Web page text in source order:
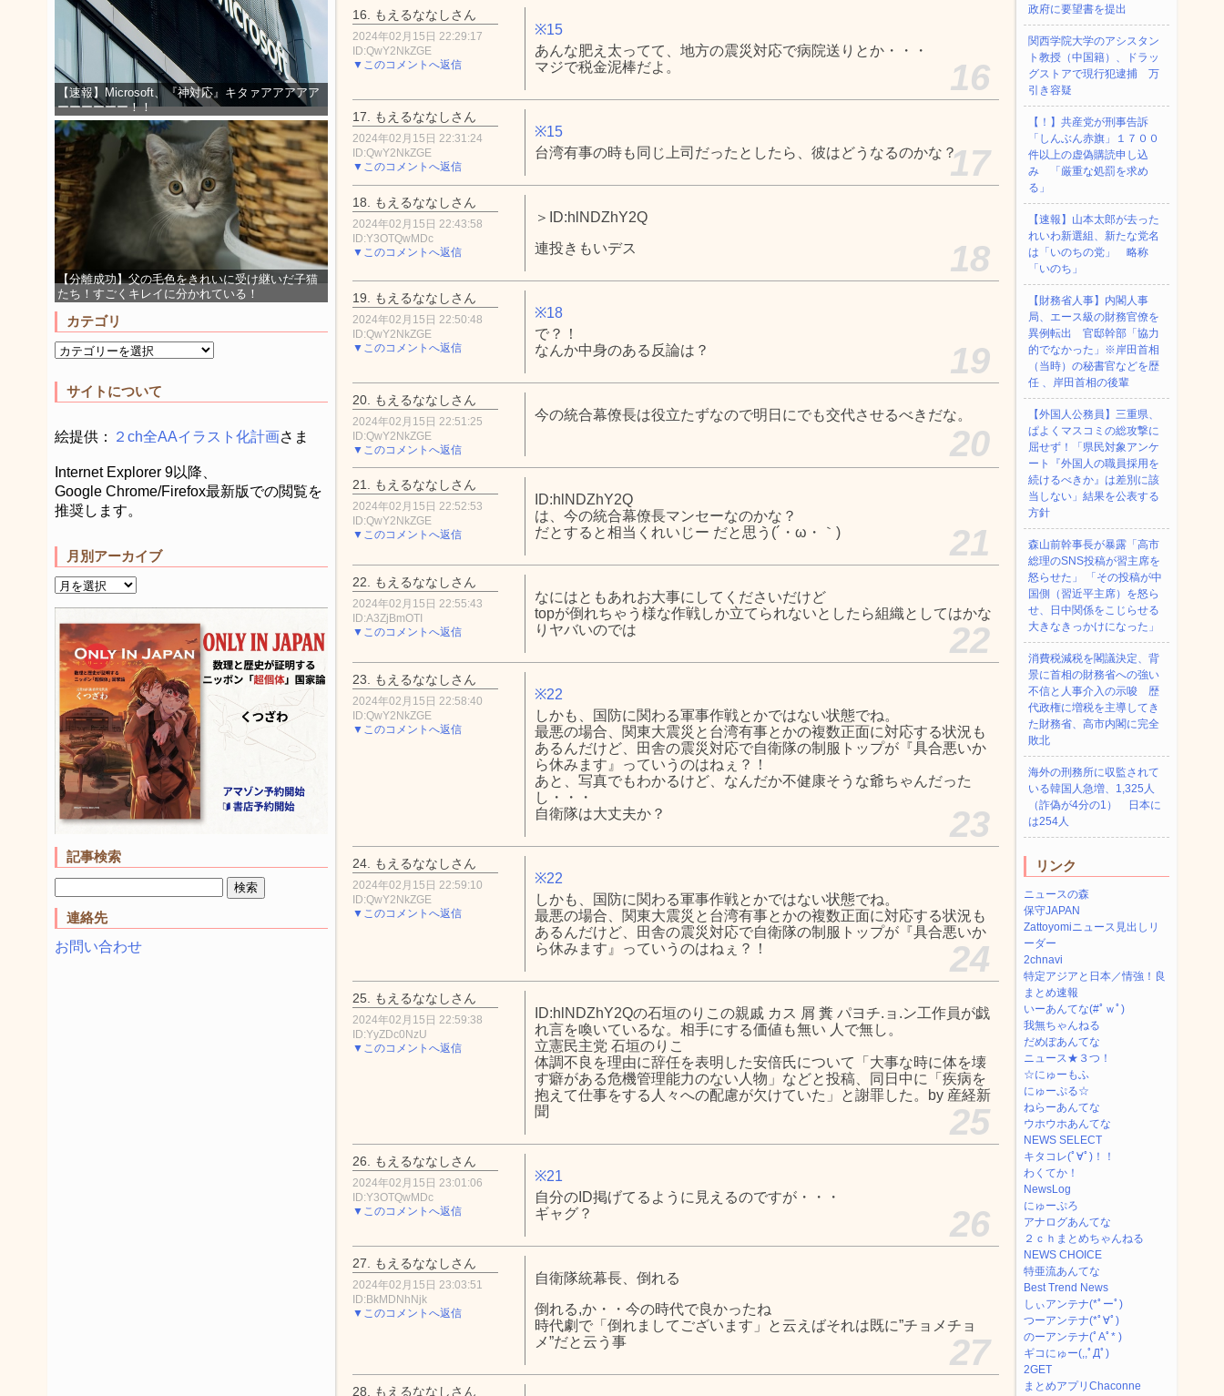
【速報】Microsoft、『神対応』キタァアアアアア
ーーーーーー！！
【分離成功】父の毛色をきれいに受け継いだ子猫
たち！すごくキレイに分かれている！
カテゴリ
サイトについて
絵提供： ２ch全AAイラスト化計画さま
Internet Explorer 9以降、
Google Chrome/Firefox最新版での閲覧を
推奨します。
月別アーカイブ
記事検索
連絡先
お問い合わせ
16. もえるななしさん
2024年02月15日 22:29:17
ID:QwY2NkZGE
▼このコメントへ返信
※15
あんな肥え太ってて、地方の震災対応で病院送りとか・・・
マジで税金泥棒だよ。
16
17. もえるななしさん
2024年02月15日 22:31:24
ID:QwY2NkZGE
▼このコメントへ返信
※15
台湾有事の時も同じ上司だったとしたら、彼はどうなるのかな？17
18. もえるななしさん
2024年02月15日 22:43:58
ID:Y3OTQwMDc
▼このコメントへ返信
＞ID:hlNDZhY2Q
連投きもいデス
18
19. もえるななしさん
2024年02月15日 22:50:48
ID:QwY2NkZGE
▼このコメントへ返信
※18
で？！
なんか中身のある反論は？
19
20. もえるななしさん
2024年02月15日 22:51:25
ID:QwY2NkZGE
▼このコメントへ返信
今の統合幕僚長は役立たずなので明日にでも交代させるべきだな。
20
21. もえるななしさん
2024年02月15日 22:52:53
ID:QwY2NkZGE
▼このコメントへ返信
ID:hlNDZhY2Q
は、今の統合幕僚長マンセーなのかな？
だとすると相当くれいじー だと思う(´・ω・｀)
21
22. もえるななしさん
2024年02月15日 22:55:43
ID:A3ZjBmOTI
▼このコメントへ返信
なにはともあれお大事にしてくださいだけど
topが倒れちゃう様な作戦しか立てられないとしたら組織としてはかな
りヤバいのでは
22
23. もえるななしさん
2024年02月15日 22:58:40
ID:QwY2NkZGE
▼このコメントへ返信
※22
しかも、国防に関わる軍事作戦とかではない状態でね。
最悪の場合、関東大震災と台湾有事とかの複数正面に対応する状況も
あるんだけど、田舎の震災対応で自衛隊の制服トップが『具合悪いか
ら休みます』っていうのはねぇ？！
あと、写真でもわかるけど、なんだか不健康そうな爺ちゃんだった
し・・・
自衛隊は大丈夫か？
23
24. もえるななしさん
2024年02月15日 22:59:10
ID:QwY2NkZGE
▼このコメントへ返信
※22
しかも、国防に関わる軍事作戦とかではない状態でね。
最悪の場合、関東大震災と台湾有事とかの複数正面に対応する状況も
あるんだけど、田舎の震災対応で自衛隊の制服トップが『具合悪いか
ら休みます』っていうのはねぇ？！
24
25. もえるななしさん
2024年02月15日 22:59:38
ID:YyZDc0NzU
▼このコメントへ返信
ID:hlNDZhY2Qの石垣のりこの親戚 カス 屑 糞 パヨチ.ョ.ン工作員が戯
れ言を喚いているな。相手にする価値も無い 人で無し。
立憲民主党 石垣のりこ
体調不良を理由に辞任を表明した安倍氏について「大事な時に体を壊
す癖がある危機管理能力のない人物」などと投稿、同日中に「疾病を
抱えて仕事をする人々への配慮が欠けていた」と謝罪した。by 産経新
聞
25
26. もえるななしさん
2024年02月15日 23:01:06
ID:Y3OTQwMDc
▼このコメントへ返信
※21
自分のID掲げてるように見えるのですが・・・
ギャグ？
26
27. もえるななしさん
2024年02月15日 23:03:51
ID:BkMDNhNjk
▼このコメントへ返信
自衛隊統幕長、倒れる
倒れる,か・・今の時代で良かったね
時代劇で「倒れましてございます」と云えばそれは既に”チョメチョ
メ”だと云う事
27
28. もえるななしさん
政府に要望書を提出
関西学院大学のアシスタン
ト教授（中国籍）、ドラッ
グストアで現行犯逮捕 万
引き容疑
【！】共産党が刑事告訴
「しんぶん赤旗」１７００
件以上の虚偽購読申し込
み 「厳重な処罰を求め
る」
【速報】山本太郎が去った
れいわ新選組、新たな党名
は「いのちの党」 略称
「いのち」
【財務省人事】内閣人事
局、エース級の財務官僚を
異例転出 官邸幹部「協力
的でなかった」※岸田首相
（当時）の秘書官などを歴
任 、岸田首相の後輩
【外国人公務員】三重県、
ぱよくマスコミの総攻撃に
屈せず！「県民対象アンケ
ート『外国人の職員採用を
続けるべきか』は差別に該
当しない」結果を公表する
方針
森山前幹事長が暴露「高市
総理のSNS投稿が習主席を
怒らせた」 「その投稿が中
国側（習近平主席）を怒ら
せ、日中関係をこじらせる
大きなきっかけになった」
消費税減税を閣議決定、背
景に首相の財務省への強い
不信と人事介入の示唆 歴
代政権に増税を主導してき
た財務省、高市内閣に完全
敗北
海外の刑務所に収監されて
いる韓国人急増、1,325人
（詐偽が4分の1） 日本に
は254人
リンク
ニュースの森
保守JAPAN
Zattoyomiニュース見出しリ
ーダー
2chnavi
特定アジアと日本／情強！良
まとめ速報
いーあんてな(#ﾟｗﾟ)
我無ちゃんねる
だめぽあんてな
ニュース★３つ！
☆にゅーもふ
にゅーぷる☆
ねらーあんてな
ウホウホあんてな
NEWS SELECT
キタコレ(ﾟ∀ﾟ)！！
わくてか！
NewsLog
にゅーぷろ
アナログあんてな
２ｃｈまとめちゃんねる
NEWS CHOICE
特亜流あんてな
Best Trend News
しぃアンテナ(*ﾟーﾟ)
つーアンテナ(*ﾟ∀ﾟ)
のーアンテナ(ﾟAﾟ* )
ギコにゅー(,,ﾟДﾟ)
2GET
まとめアプリChaconne